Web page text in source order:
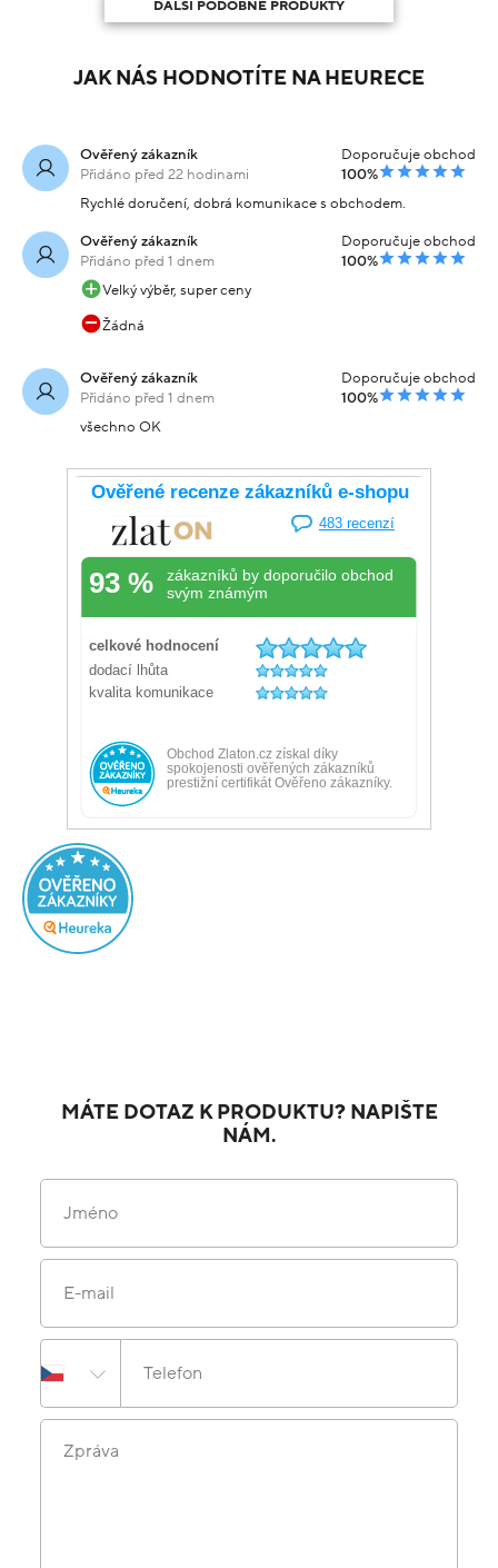
DALŠÍ PODOBNÉ PRODUKTY
JAK NÁS HODNOTÍTE NA HEURECE
Ověřený zákazník
Přidáno před 22 hodinami
Doporučuje obchod
100%
Rychlé doručení, dobrá komunikace s obchodem.
Ověřený zákazník
Přidáno před 1 dnem
Doporučuje obchod
100%
Velký výběr, super ceny
Žádná
Ověřený zákazník
Přidáno před 1 dnem
Doporučuje obchod
100%
všechno OK
MÁTE DOTAZ K PRODUKTU? NAPIŠTE
NÁM.
Jméno
E-mail
Telefon
Zpráva